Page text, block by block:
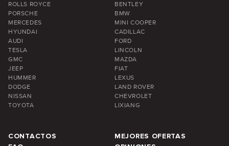
ROLLS ROYCE
BENTLEY
PORSCHE
BMW
MERCEDES
MINI COOPER
HYUNDAI
CADILLAC
AUDI
FORD
TESLA
LINCOLN
GMC
MAZDA
JEEP
FIAT
HUMMER
LEXUS
DODGE
LAND ROVER
NISSAN
CHEVROLET
TOYOTA
LIXIANG
CONTACTOS
MEJORES OFERTAS